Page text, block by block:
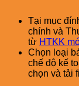
Tại mục
chính và
từ HTKK
Chọn loại
chế độ kế
chọn và tải